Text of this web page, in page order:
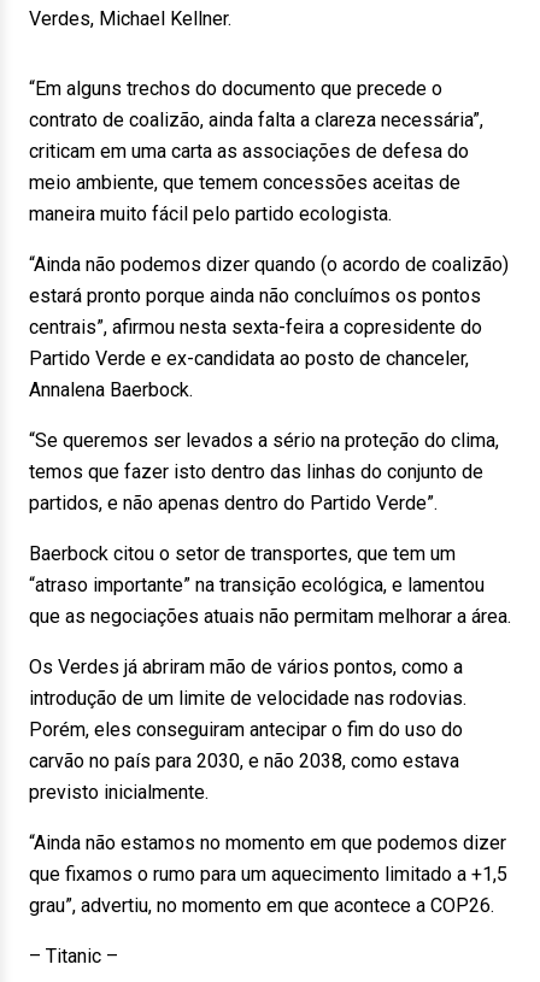
Verdes, Michael Kellner.
“Em alguns trechos do documento que precede o
contrato de coalizão, ainda falta a clareza necessária”,
criticam em uma carta as associações de defesa do
meio ambiente, que temem concessões aceitas de
maneira muito fácil pelo partido ecologista.
“Ainda não podemos dizer quando (o acordo de coalizão)
estará pronto porque ainda não concluímos os pontos
centrais”, afirmou nesta sexta-feira a copresidente do
Partido Verde e ex-candidata ao posto de chanceler,
Annalena Baerbock.
“Se queremos ser levados a sério na proteção do clima,
temos que fazer isto dentro das linhas do conjunto de
partidos, e não apenas dentro do Partido Verde”.
Baerbock citou o setor de transportes, que tem um
“atraso importante” na transição ecológica, e lamentou
que as negociações atuais não permitam melhorar a área.
Os Verdes já abriram mão de vários pontos, como a
introdução de um limite de velocidade nas rodovias.
Porém, eles conseguiram antecipar o fim do uso do
carvão no país para 2030, e não 2038, como estava
previsto inicialmente.
“Ainda não estamos no momento em que podemos dizer
que fixamos o rumo para um aquecimento limitado a +1,5
grau”, advertiu, no momento em que acontece a COP26.
– Titanic –